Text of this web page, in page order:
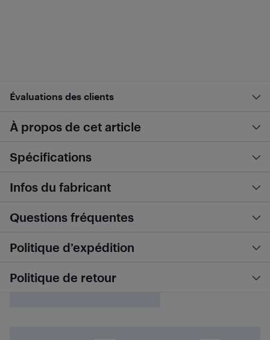
Évaluations des clients
À propos de cet article
Spécifications
Infos du fabricant
Questions fréquentes
Politique d’expédition
Politique de retour